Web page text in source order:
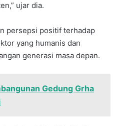
ujar dia.‎‎
persepsi positif terhadap
yang humanis dan
generasi masa depan.‎‎
Gedung Grha